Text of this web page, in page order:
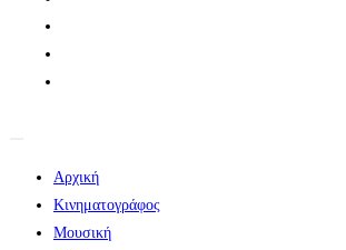
Αρχική
Κινηματογράφος
Μουσική